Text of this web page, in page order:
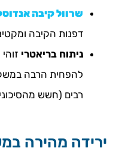
שרוול קיבה
דפנות הקיבה
ניתוח בריאטרי
להפחית הרבה
רבים (חשש
ירידה מהירה